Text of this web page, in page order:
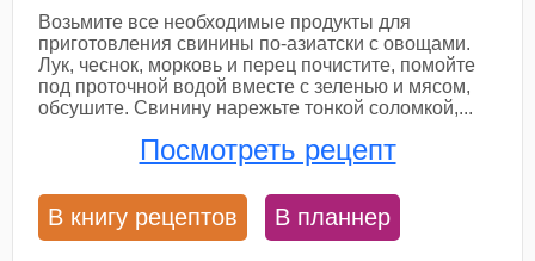
Возьмите все необходимые продукты для
приготовления свинины по-азиатски с овощами.
Лук, чеснок, морковь и перец почистите, помойте
под проточной водой вместе с зеленью и мясом,
обсушите. Свинину нарежьте тонкой соломкой,...
Посмотреть рецепт
В книгу рецептов В планнер